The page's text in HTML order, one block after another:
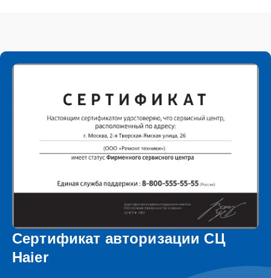
Сертификат авторизации СЦ
Haier